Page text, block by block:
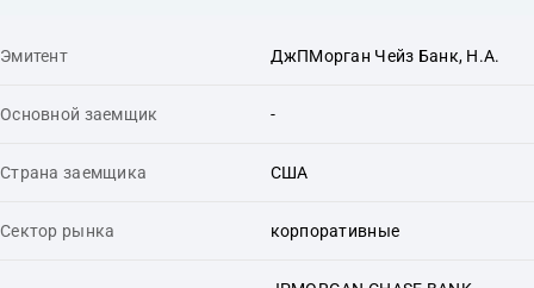
Эмитент ДжПМорган Чейз Банк, Н.А.
Основной заемщик -
Страна заемщика США
Сектор рынка корпоративные